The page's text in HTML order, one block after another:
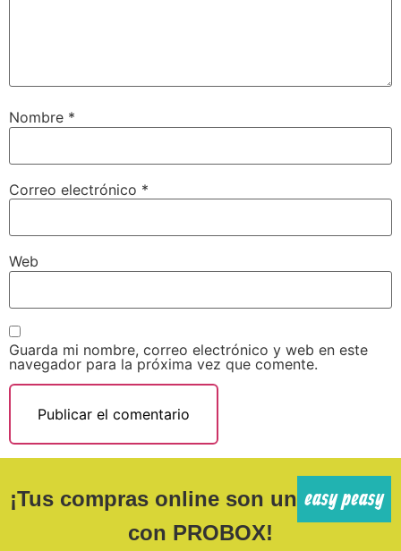
Nombre *
Correo electrónico *
Web
Guarda mi nombre, correo electrónico y web en este
navegador para la próxima vez que comente.
¡Tus compras online son un easy peasy
con PROBOX!